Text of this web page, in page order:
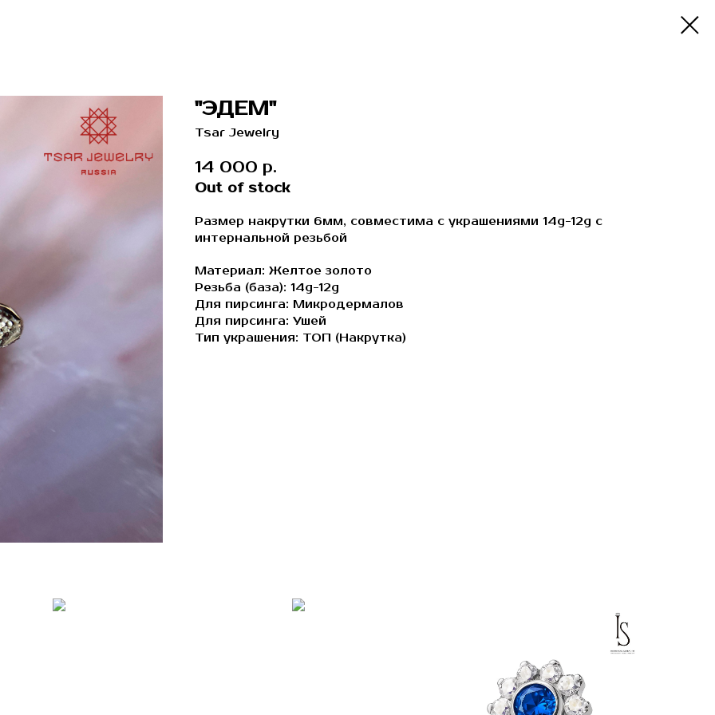
"ЭДЕМ"
Tsar Jewelry
14 000 р.
Out of stock
Размер накрутки 6мм, совместима с украшениями 14g-12g с
интернальной резьбой
Материал: Желтое золото
Резьба (база): 14g-12g
Для пирсинга: Микродермалов
Для пирсинга: Ушей
Тип украшения: ТОП (Накрутка)